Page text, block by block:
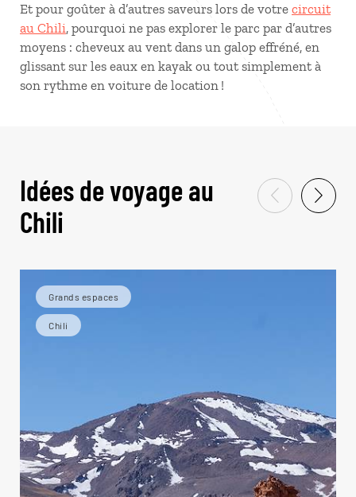
Et pour goûter à d’autres saveurs lors de votre circuit
au Chili, pourquoi ne pas explorer le parc par d’autres
moyens : cheveux au vent dans un galop effréné, en
glissant sur les eaux en kayak ou tout simplement à
son rythme en voiture de location !
Idées de voyage au
Chili
Grands espaces
Chili